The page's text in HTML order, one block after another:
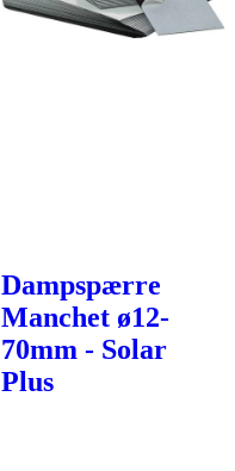
Dampspærre
Manchet ø12-
70mm - Solar
Plus